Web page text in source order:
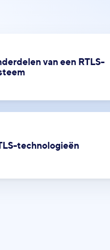
van een RTLS-
technologieën